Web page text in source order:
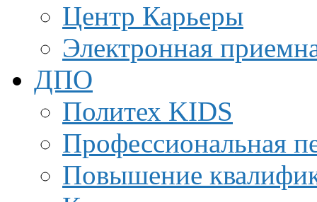
Центр Карьеры
Электронная
ДПО
Политех KIDS
Профессиональная
Повышение